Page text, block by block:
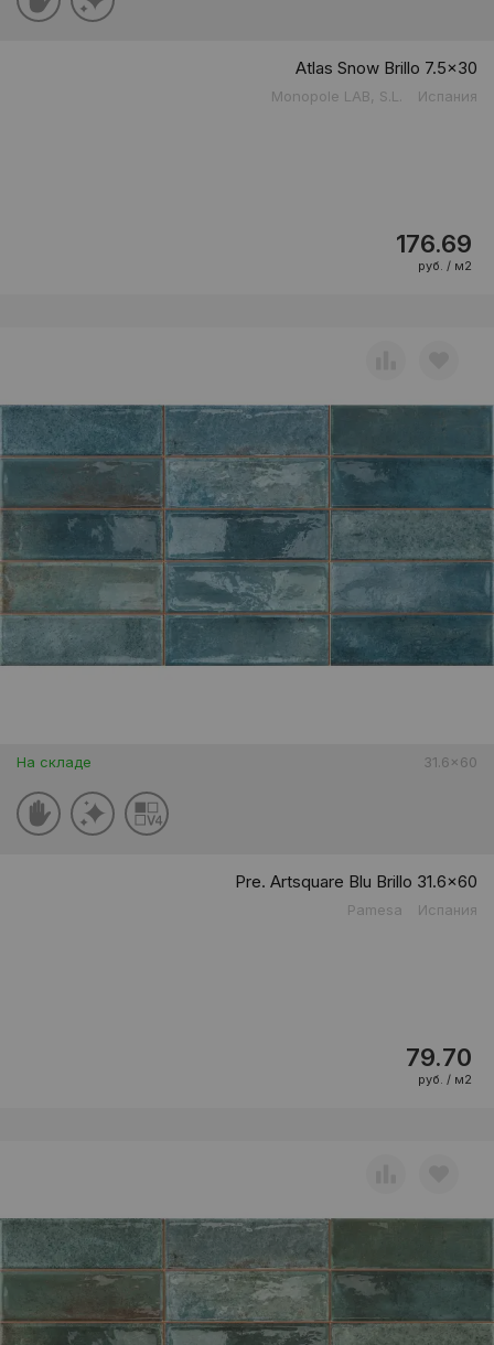
Atlas Snow Brillo 7.5x30
Monopole LAB, S.L. Испания
176.69
руб. / м2
На складе 31.6x60
Pre. Artsquare Blu Brillo 31.6x60
Pamesa Испания
79.70
руб. / м2